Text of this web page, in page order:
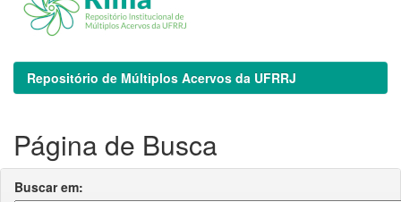
Repositório de Múltiplos Acervos da UFRRJ
Página de Busca
Buscar em: